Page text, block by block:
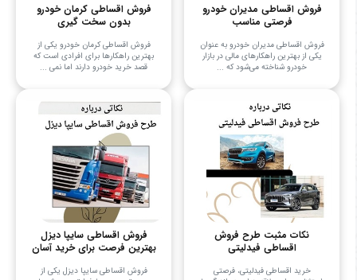
فروش اقساطی مدیران خودرو
فرصتی مناسب
فروش اقساطی مدیران خودرو به عنوان
یکی از بهترین راهکارهای مالی در بازار
خودرو شناخته می‌شود که ...
فروش اقساطی کرمان خودرو
بدون سخت گیری
فروش اقساطی کرمان خودرو یکی از
بهترین راهکارها برای افرادی است که
قصد خرید خودرو دارند اما نمی‌ ...
نکات مثبت طرح فروش
اقساطی فیدلیتی
خرید اقساطی فیدلیتی، فرصتی
فروش اقساطی سایپا دیزل
بهترین فرصت برای خرید آسان
فروش اقساطی سایپا دیزل یکی از